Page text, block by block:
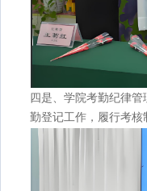
四是、学院考勤纪律
勤登记工作，履行考核